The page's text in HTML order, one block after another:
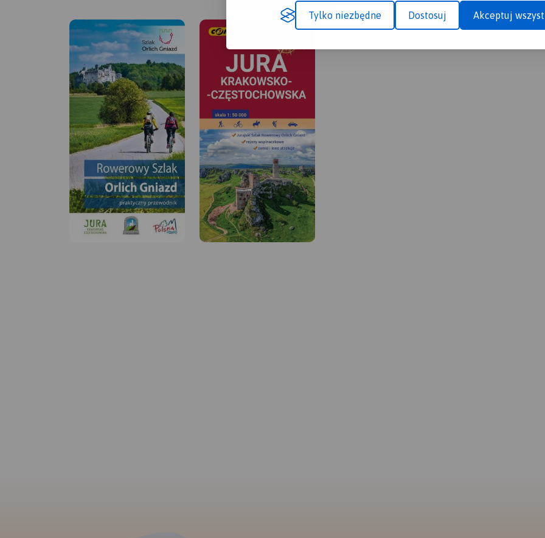
Tylko niezbędne Dostosuj Akceptuj